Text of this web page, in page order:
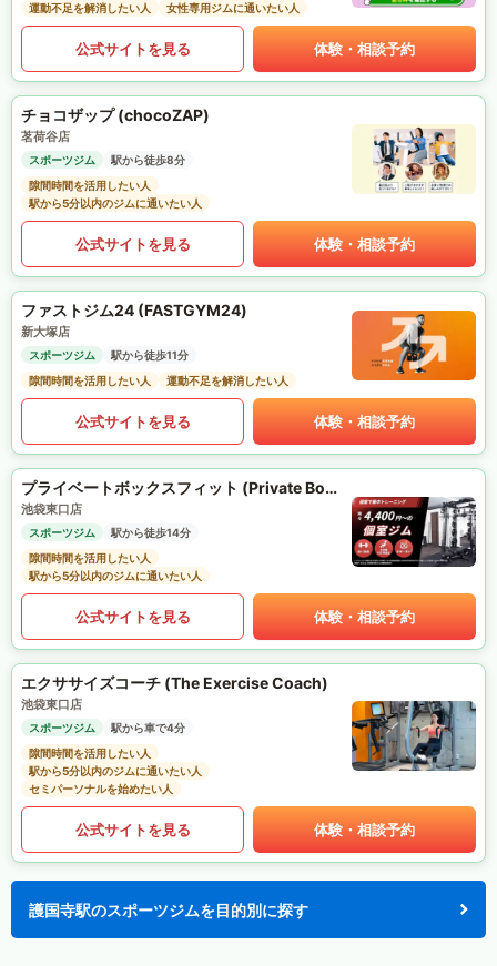
運動不足を解消したい人
女性専用ジムに通いたい人
公式サイトを見る 体験・相談予約
チョコザップ (chocoZAP)
茗荷谷店
スポーツジム
駅から徒歩8分
隙間時間を活用したい人
駅から5分以内のジムに通いたい人
公式サイトを見る 体験・相談予約
ファストジム24 (FASTGYM24)
新大塚店
スポーツジム
駅から徒歩11分
隙間時間を活用したい人
運動不足を解消したい人
公式サイトを見る 体験・相談予約
プライベートボックスフィット (Private Box Fit)
池袋東口店
スポーツジム
駅から徒歩14分
隙間時間を活用したい人
駅から5分以内のジムに通いたい人
公式サイトを見る 体験・相談予約
エクササイズコーチ (The Exercise Coach)
池袋東口店
スポーツジム
駅から車で4分
隙間時間を活用したい人
駅から5分以内のジムに通いたい人
セミパーソナルを始めたい人
公式サイトを見る 体験・相談予約
護国寺駅のスポーツジムを目的別に探す